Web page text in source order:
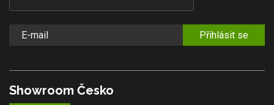
Přihlásit se
Showroom Česko